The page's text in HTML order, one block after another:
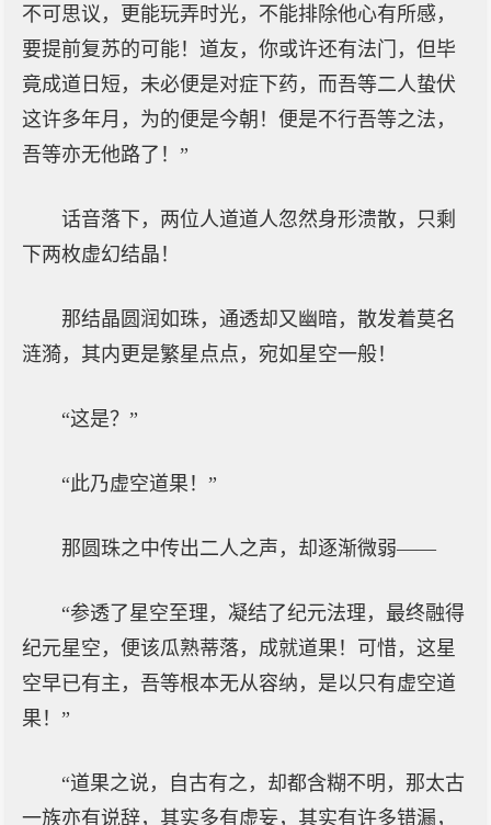
不可思议，更能玩弄时光，不能排除他心有所感，
要提前复苏的可能！道友，你或许还有法门，但毕
竟成道日短，未必便是对症下药，而吾等二人蛰伏
这许多年月，为的便是今朝！便是不行吾等之法，
吾等亦无他路了！”
话音落下，两位人道道人忽然身形溃散，只剩
下两枚虚幻结晶！
那结晶圆润如珠，通透却又幽暗，散发着莫名
涟漪，其内更是繁星点点，宛如星空一般！
“这是？”
“此乃虚空道果！”
那圆珠之中传出二人之声，却逐渐微弱——
“参透了星空至理，凝结了纪元法理，最终融得
纪元星空，便该瓜熟蒂落，成就道果！可惜，这星
空早已有主，吾等根本无从容纳，是以只有虚空道
果！”
“道果之说，自古有之，却都含糊不明，那太古
一族亦有说辞，其实多有虚妄，其实有许多错漏，